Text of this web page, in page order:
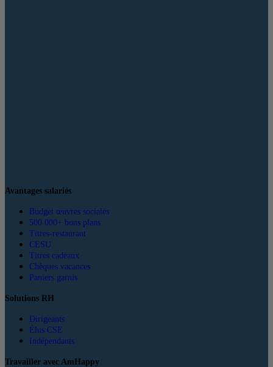
Avantages salariés
Budget œuvres sociales
500 000+ bons plans
Titres-restaurant
CESU
Titres cadeaux
Chèques vacances
Paniers garnis
Solutions RH
Dirigeants
Élus CSE
Indépendants
Travailler avec AmHappy